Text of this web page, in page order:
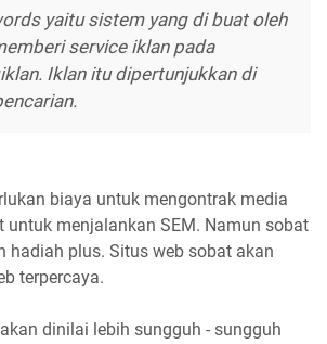
yaitu sistem yang di buat oleh
service iklan pada
Iklan itu dipertunjukkan di
biaya untuk mengontrak media
untuk menjalankan SEM. Namun sobat
hadiah plus. Situs web sobat akan
terpercaya.
dinilai lebih sungguh - sungguh